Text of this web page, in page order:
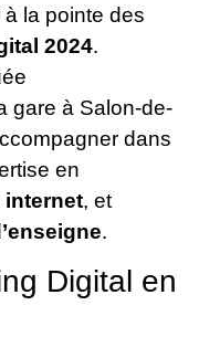
la pointe des
2024.
gare à Salon-de-
dans
en
internet, et
.
Digital en